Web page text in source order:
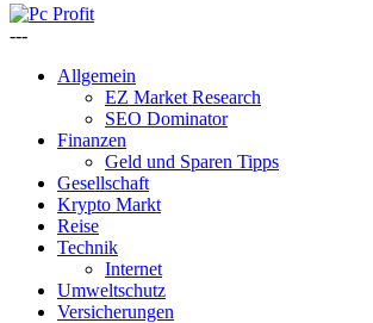
---
Allgemein
EZ Market Research
SEO Dominator
Finanzen
Geld und Sparen Tipps
Gesellschaft
Krypto Markt
Reise
Technik
Internet
Umweltschutz
Versicherungen